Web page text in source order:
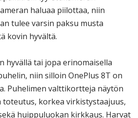
haluaa piilottaa, niin
tulee varsin paksu musta
kovin hyvältä.
hyvällä tai jopa erinomaisella
niin silloin OnePlus 8T on
Puhelimen valttikortteja näytön
toteutus, korkea virkistystaajuus,
huippuluokan kirkkaus. Harvat